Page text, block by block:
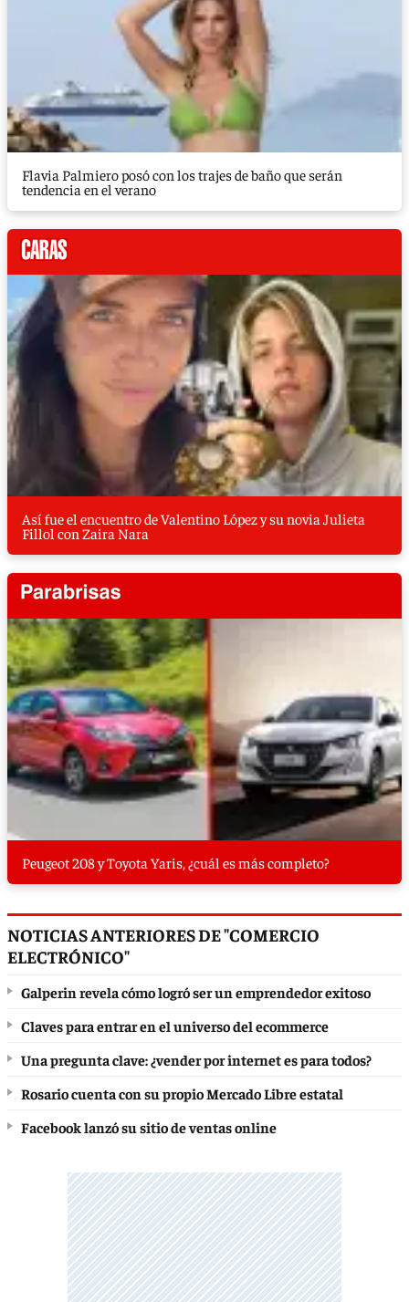
Flavia Palmiero posó con los trajes de baño que serán
tendencia en el verano
Así fue el encuentro de Valentino López y su novia Julieta
Fillol con Zaira Nara
Peugeot 208 y Toyota Yaris, ¿cuál es más completo?
NOTICIAS ANTERIORES DE "COMERCIO
ELECTRÓNICO"
Galperin revela cómo logró ser un emprendedor exitoso
Claves para entrar en el universo del ecommerce
Una pregunta clave: ¿vender por internet es para todos?
Rosario cuenta con su propio Mercado Libre estatal
Facebook lanzó su sitio de ventas online